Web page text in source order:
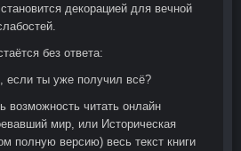
декорацией для вечной
без ответа:
если ты уже получил всё?
возможность читать онлайн
мир, или Историческая
полную версию) весь текст книги